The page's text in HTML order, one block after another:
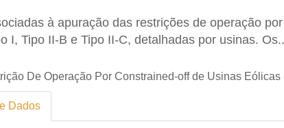
à apuração das restrições de operação
I, Tipo II-B e Tipo II-C, detalhadas por usinas.
De Operação Por Constrained-off de Usinas
Dados